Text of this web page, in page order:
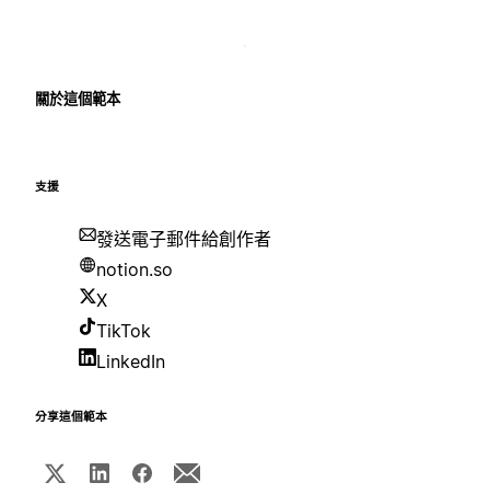
關於這個範本
支援
發送電子郵件給創作者
notion.so
X
TikTok
LinkedIn
分享這個範本